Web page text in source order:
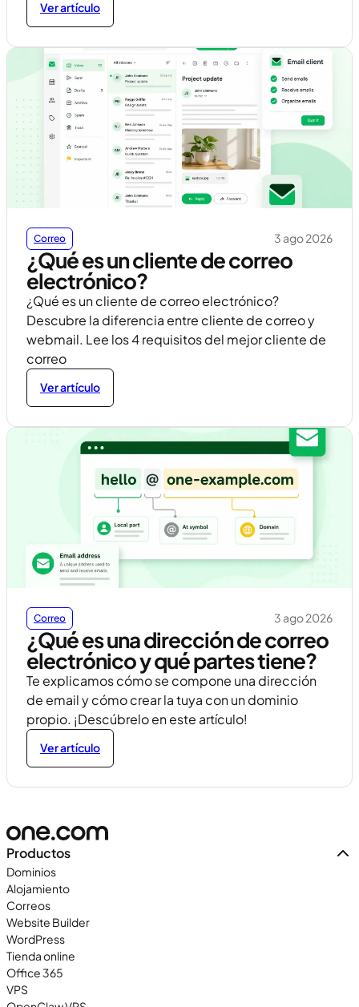
Ver artículo
Correo 3 ago 2026
¿Qué es un cliente de correo
electrónico?
¿Qué es un cliente de correo electrónico?
Descubre la diferencia entre cliente de correo y
webmail. Lee los 4 requisitos del mejor cliente de
correo
Ver artículo
Correo 3 ago 2026
¿Qué es una dirección de correo
electrónico y qué partes tiene?
Te explicamos cómo se compone una dirección
de email y cómo crear la tuya con un dominio
propio. ¡Descúbrelo en este artículo!
Ver artículo
Productos
Dominios
Alojamiento
Correos
Website Builder
WordPress
Tienda online
Office 365
VPS